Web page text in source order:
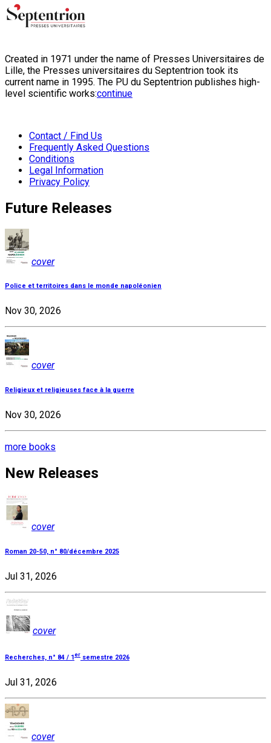
Created in 1971 under the name of Presses Universitaires de
Lille, the Presses universitaires du Septentrion took its
current name in 1995. The PU du Septentrion publishes high-
level scientific works:continue
Contact / Find Us
Frequently Asked Questions
Conditions
Legal Information
Privacy Policy
Future Releases
cover
Police et territoires dans le monde napoléonien
Nov 30, 2026
cover
Religieux et religieuses face à la guerre
Nov 30, 2026
more books
New Releases
cover
Roman 20-50, n° 80/décembre 2025
Jul 31, 2026
cover
Recherches, n° 84 / 1er semestre 2026
Jul 31, 2026
cover